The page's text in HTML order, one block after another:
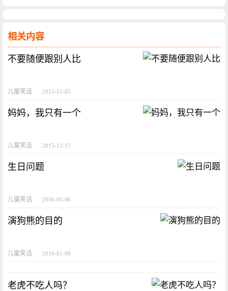
相关内容
不要随便跟别人比
儿童笑话 2015-11-05
妈妈，我只有一个
儿童笑话 2015-12-17
生日问题
儿童笑话 2016-01-06
演狗熊的目的
儿童笑话 2016-01-06
老虎不吃人吗？